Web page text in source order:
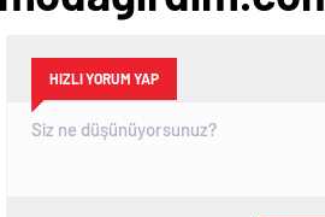
HIZLI YORUM YAP